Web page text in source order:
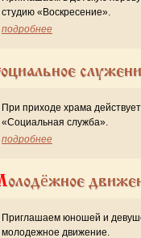
студию «Воскресение».
подробнее
Социальное
При приходе храма действует
«Cоциальная служба».
подробнее
Молодёжное
Приглашаем юношей и
молодежное движение.